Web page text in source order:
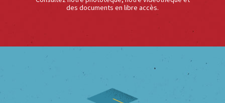
des documents en libre accès.